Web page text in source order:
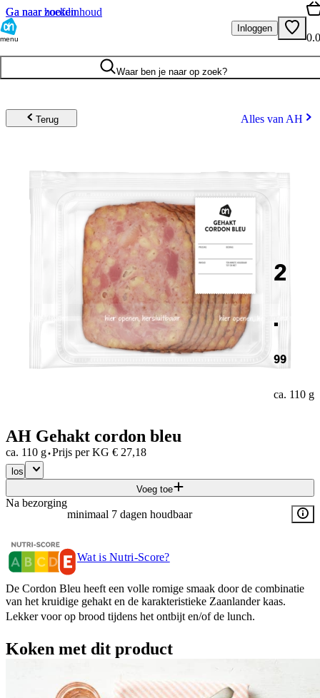
Ga naar hoofdinhoud
Ga naar zoeken
menu
Inloggen
Waar ben je naar op zoek?
Terug Alles van AH
2
.
99
ca. 110 g
AH Gehakt cordon bleu
ca. 110 g·Prijs per KG € 27,18
los
Voeg toe
Na bezorging
minimaal 7 dagen houdbaar
Wat is Nutri-Score?
De Cordon Bleu heeft een volle romige smaak door de combinatie
van het kruidige gehakt en de karakteristieke Zaanlander kaas.
Lekker voor op brood tijdens het ontbijt en/of de lunch.
Koken met dit product